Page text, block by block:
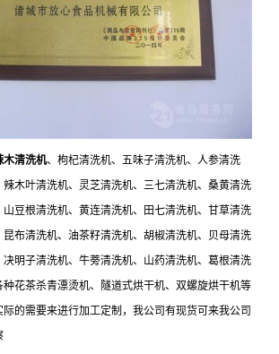
木清洗机、枸杞清洗机、五味子清洗机、人参清洗
木叶清洗机、灵芝清洗机、三七清洗机、桑黄清洗
豆根清洗机、黄连清洗机、田七清洗机、甘草清洗
布清洗机、油茶籽清洗机、胡椒清洗机、贝母清洗
明子清洗机、牛蒡清洗机、山药清洗机、葛根清洗
花茶杀青漂烫机、隧道式烘干机、双螺旋烘干机等
的需要来进行加工定制，我公司有现货可来我公司